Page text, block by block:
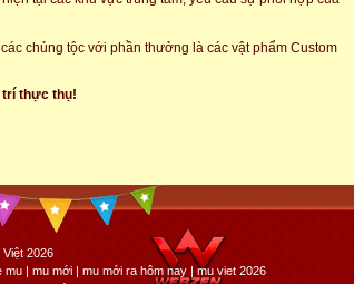
chủng tộc với phần thưởng là các vật phẩm Custom
trí thực thụ!
2026
| mu mới | mu mới ra hôm nay | mu viet 2026